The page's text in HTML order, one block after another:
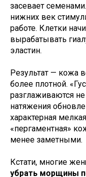
засевает
нижних век
работе. Клетки
вырабатывать
эластин.
Результат — кожа
более плотной.
разглаживаются не
натяжения
характерная
«пергаментная»
менее заметными.
Кстати, многие
убрать морщины